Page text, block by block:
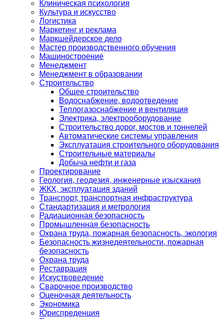
Клиническая психология
Культура и искусство
Логистика
Маркетинг и реклама
Маркшейдерское дело
Мастер производственного обучения
Машиностроение
Менеджмент
Менеджмент в образовании
Строительство
Общее строительство
Водоснабжение, водоотведение
Теплогазоснабжение и вентиляция
Электрика, электрооборудование
Строительство дорог, мостов и тоннелей
Автоматические системы управления
Эксплуатация строительного оборудования
Строительные материалы
Добыча нефти и газа
Проектирование
Геология, геодезия, инженерные изыскания
ЖКХ, эксплуатация зданий
Транспорт, транспортная инфраструктура
Стандартизация и метрология
Радиационная безопасность
Промышленная безопасность
Охрана труда, пожарная безопасность, экология
Безопасность жизнедеятельности, пожарная
безопасность
Охрана труда
Реставрация
Искуствоведение
Сварочное производство
Оценочная деятельность
Экономика
Юриспреденция